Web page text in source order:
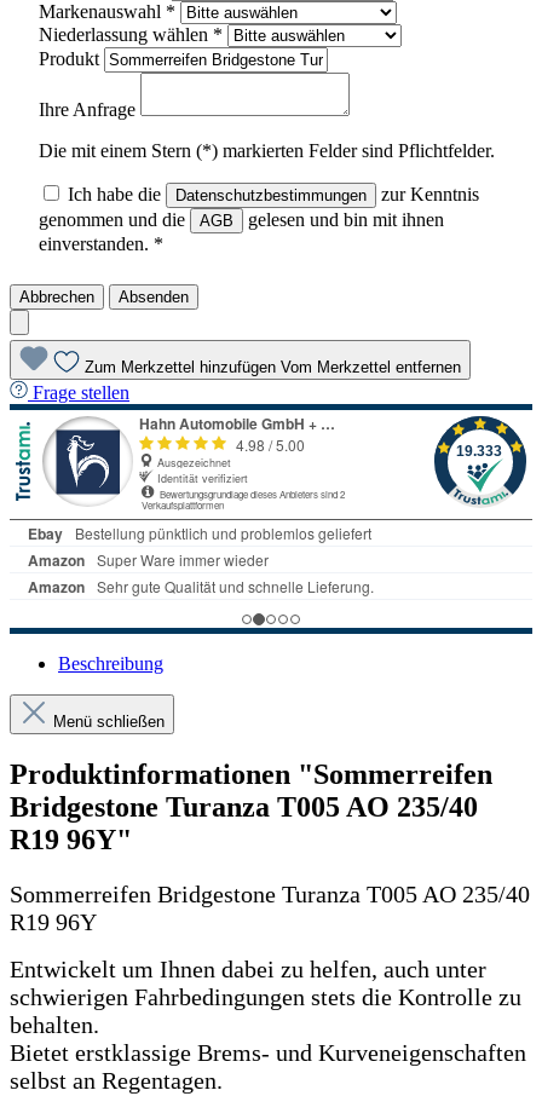
Markenauswahl *
Niederlassung wählen *
Produkt
Ihre Anfrage
Die mit einem Stern (*) markierten Felder sind Pflichtfelder.
Ich habe die Datenschutzbestimmungen
zur Kenntnis
genommen und die
AGB
gelesen und bin mit ihnen
einverstanden. *
Abbrechen Absenden
Zum Merkzettel hinzufügen Vom Merkzettel entfernen
Frage stellen
Beschreibung
Menü schließen
Produktinformationen "Sommerreifen
Bridgestone Turanza T005 AO 235/40
R19 96Y"
Sommerreifen Bridgestone Turanza T005 AO 235/40
R19 96Y
Entwickelt um Ihnen dabei zu helfen, auch unter
schwierigen Fahrbedingungen stets die Kontrolle zu
behalten.
Bietet erstklassige Brems- und Kurveneigenschaften
selbst an Regentagen.